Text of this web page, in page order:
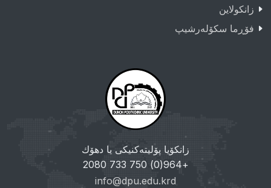
زانکولاین
فۆڕما سکۆلەرشیپ
زانکۆیا پۆلیتەکنیکی یا دهۆك
+964(0) 750 733 2080
info@dpu.edu.krd